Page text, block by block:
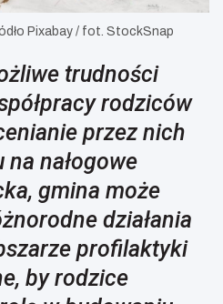
Pixabay / fot. StockSnap
trudności
rodziców
przez nich
na nałogowe
gmina może
działania
profilaktyki
by rodzice